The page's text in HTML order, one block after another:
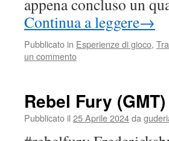
appena concluso un
Continua a leggere→
Pubblicato in Esperienze di gioco,
un commento
Rebel Fury
Pubblicato il 25 Aprile 2024da